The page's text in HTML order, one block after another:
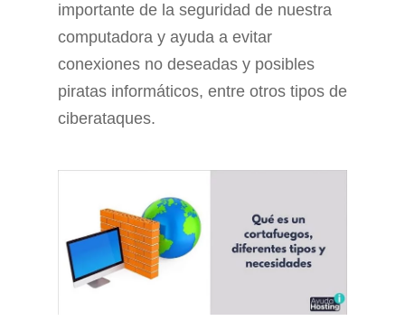
importante de la seguridad de nuestra
computadora y ayuda a evitar
conexiones no deseadas y posibles
piratas informáticos, entre otros tipos de
ciberataques.